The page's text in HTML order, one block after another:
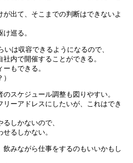
が出て、そこまでの判断はできないよ
巡る。
は収容できるようになるので、
内で開催することができる。
もできる。
スケジュール調整も図りやすい。
ーアドレスにしたいが、これはでき
しかないので、
るしかない。
飲みながら仕事をするのもいいかもし